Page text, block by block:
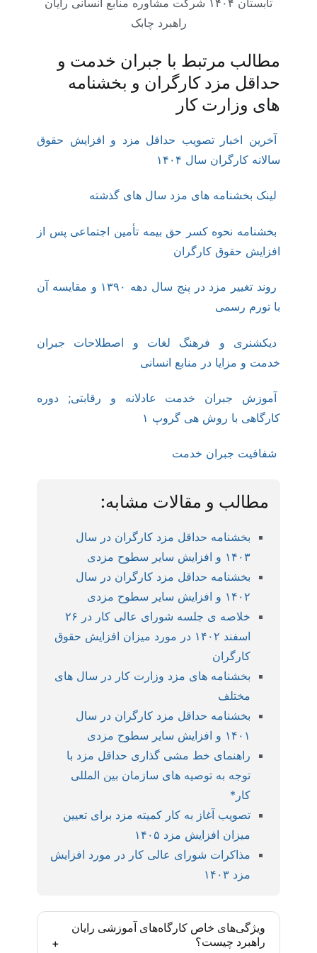
تابستان ۱۴۰۴ شرکت مشاوره منابع انسانی رایان
راهبرد چابک
مطالب مرتبط با جبران خدمت و
حداقل مزد کارگران و بخشنامه
های وزارت کار
آخرین اخبار تصویب حداقل مزد و افزایش حقوق
سالانه کارگران سال ۱۴۰۴
لینک بخشنامه های مزد سال های گذشته
بخشنامه نحوه کسر حق بیمه تأمین اجتماعی پس از
افزایش حقوق کارگران
روند تغییر مزد در پنج سال دهه ۱۳۹۰ و مقایسه آن
با تورم رسمی
دیکشنری و فرهنگ لغات و اصطلاحات جبران
خدمت و مزایا در منابع انسانی
آموزش جبران خدمت عادلانه و رقابتی; دوره
کارگاهی با روش هی گروپ ۱
شفافیت جبران خدمت
مطالب و مقالات مشابه:
بخشنامه حداقل مزد کارگران در سال
۱۴۰۳ و افزایش سایر سطوح مزدی
بخشنامه حداقل مزد کارگران در سال
۱۴۰۲ و افزایش سایر سطوح مزدی
خلاصه ی جلسه شورای عالی کار در ۲۶
اسفند ۱۴۰۲ در مورد میزان افزایش حقوق
کارگران
بخشنامه های مزد وزارت کار در سال های
مختلف
بخشنامه حداقل مزد کارگران در سال
۱۴۰۱ و افزایش سایر سطوح مزدی
راهنمای خط مشی گذاری حداقل مزد با
توجه به توصیه های سازمان بین المللی
کار*
تصویب آغاز به کار کمیته مزد برای تعیین
میزان افزایش مزد ۱۴۰۵
مذاکرات شورای عالی کار در مورد افزایش
مزد ۱۴۰۳
ویژگی‌های خاص کارگاه‌های آموزشی رایان
راهبرد چیست؟